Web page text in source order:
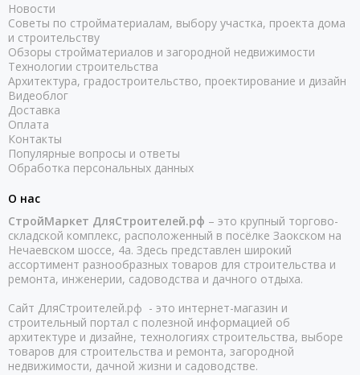
Новости
Советы по стройматериалам, выбору участка, проекта дома
и строительству
Обзоры стройматериалов и загородной недвижимости
Технологии строительства
Архитектура, градостроительство, проектирование и дизайн
Видеоблог
Доставка
Оплата
Контакты
Популярные вопросы и ответы
Обработка персональных данных
О нас
СтройМаркет ДляСтроителей.рф – это крупный торгово-
складской комплекс, расположенный в посёлке Заокском на
Нечаевском шоссе, 4а. Здесь представлен широкий
ассортимент разнообразных товаров для строительства и
ремонта, инженерии, садоводства и дачного отдыха.
Сайт ДляСтроителей.рф - это интернет-магазин и
строительный портал с полезной информацией об
архитектуре и дизайне, технологиях строительства, выборе
товаров для строительства и ремонта, загородной
недвижимости, дачной жизни и садоводстве.